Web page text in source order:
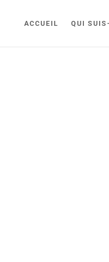
ACCUEIL QUI